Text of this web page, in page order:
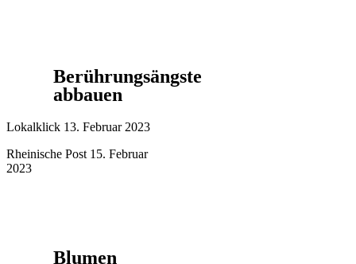
Berührungsängste
abbauen
Lokalklick 13. Februar 2023
Rheinische Post 15. Februar
2023
Blumen